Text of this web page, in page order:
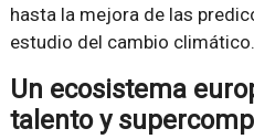
hasta la mejora de las
estudio del cambio climático.
Un ecosistema
talento y